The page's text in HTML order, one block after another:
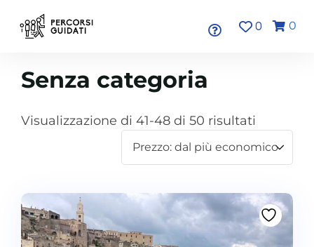
0 0
Senza categoria
Visualizzazione di 41-48 di 50 risultati